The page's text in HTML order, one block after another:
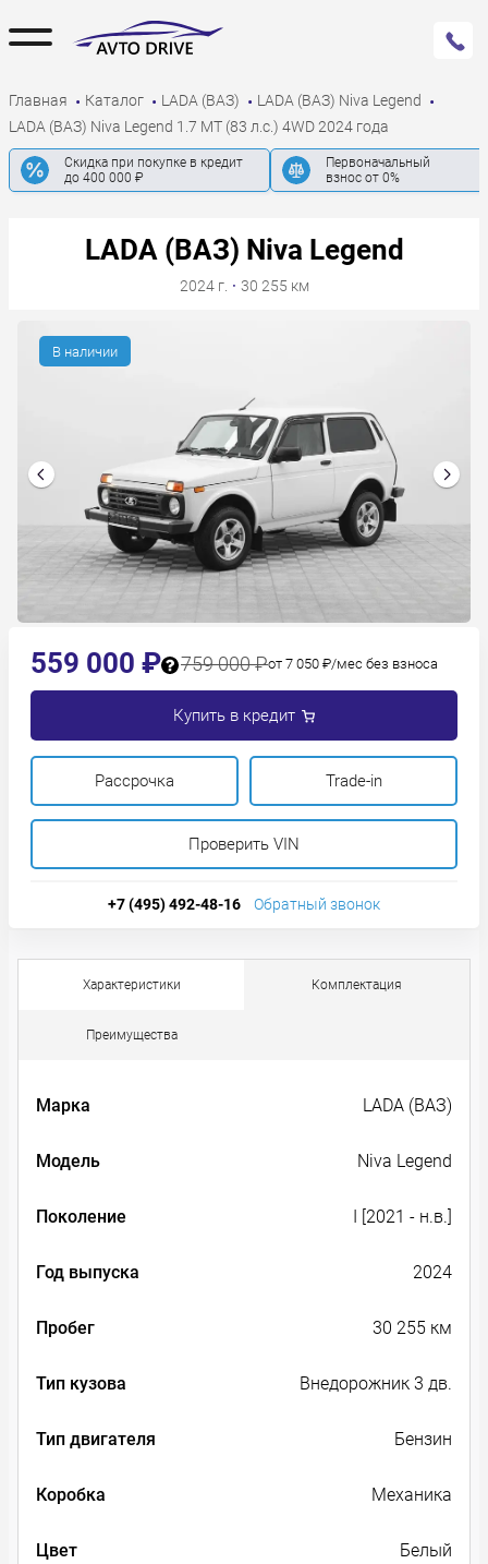
Главная Каталог LADA (ВАЗ)
LADA (ВАЗ) Niva Legend
LADA (ВАЗ) Niva Legend 1.7 MT (83 л.с.) 4WD 2024 года
Скидка при покупке в кредит
до 400 000 ₽
Первоначальный
взнос от 0%
559 000 ₽ 759 000 ₽от 7 050 ₽/мес без взноса
Купить в кредит
Рассрочка Trade-in
Проверить VIN
+7 (495) 492-48-16 Обратный звонок
LADA (ВАЗ) Niva Legend
2024 г. · 30 255 км
В наличии
Характеристики Комплектация
Преимущества
Марка LADA (ВАЗ)
Модель Niva Legend
Поколение I [2021 - н.в.]
Год выпуска 2024
Пробег 30 255 км
Тип кузова Внедорожник 3 дв.
Тип двигателя Бензин
Коробка Механика
Цвет Белый